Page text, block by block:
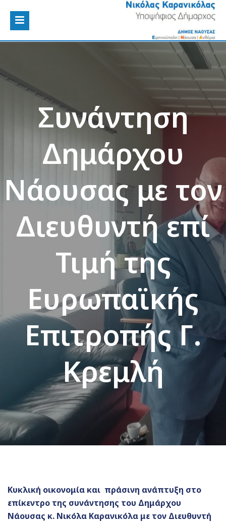
Συνάντηση
Δημάρχου
Νάουσας με τον
Διευθυντή επί
Τιμή της
Ευρωπαϊκής
Επιτροπής Γ.
Κρεμλή
Κυκλική οικονομία και πράσινη ανάπτυξη στο
επίκεντρο της συνάντησης του Δημάρχου
Νάουσας κ. Νικόλα Καρανικόλα με τον Διευθυντή